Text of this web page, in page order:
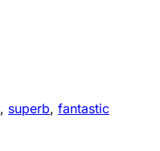
, superb, fantastic